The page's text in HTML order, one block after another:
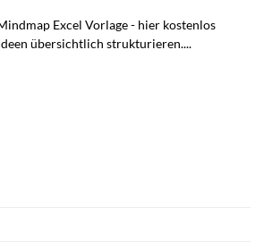
Excel Vorlage - hier kostenlos
übersichtlich strukturieren....